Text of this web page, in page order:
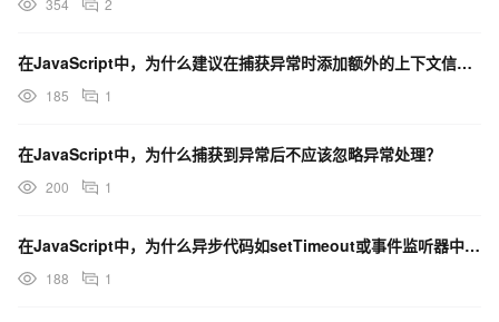
354 2
在JavaScript中，为什么建议在捕获异常时添加额外的上下文信息？
185 1
在JavaScript中，为什么捕获到异常后不应该忽略异常处理？
200 1
在JavaScript中，为什么异步代码如setTimeout或事件监听器中的异常无法被上层的捕获？
188 1